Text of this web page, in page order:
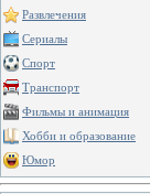
Развлечения
Сериалы
Спорт
Транспорт
Фильмы и анимация
Хобби и образование
Юмор